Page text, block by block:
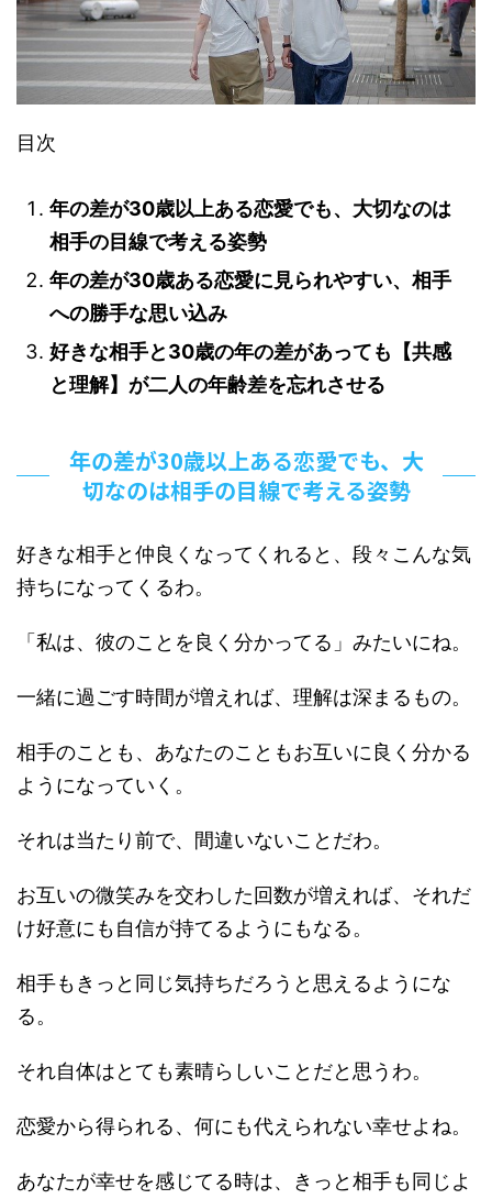
目次
年の差が30歳以上ある恋愛でも、大切なのは
相手の目線で考える姿勢
年の差が30歳ある恋愛に見られやすい、相手
への勝手な思い込み
好きな相手と30歳の年の差があっても【共感
と理解】が二人の年齢差を忘れさせる
年の差が30歳以上ある恋愛でも、大
切なのは相手の目線で考える姿勢
好きな相手と仲良くなってくれると、段々こんな気
持ちになってくるわ。
「私は、彼のことを良く分かってる」みたいにね。
一緒に過ごす時間が増えれば、理解は深まるもの。
相手のことも、あなたのこともお互いに良く分かる
ようになっていく。
それは当たり前で、間違いないことだわ。
お互いの微笑みを交わした回数が増えれば、それだ
け好意にも自信が持てるようにもなる。
相手もきっと同じ気持ちだろうと思えるようにな
る。
それ自体はとても素晴らしいことだと思うわ。
恋愛から得られる、何にも代えられない幸せよね。
あなたが幸せを感じてる時は、きっと相手も同じよ